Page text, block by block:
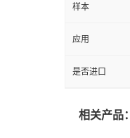
样本
应用
是否进口
相关产品：